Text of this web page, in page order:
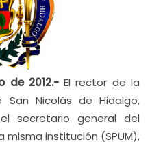
de 2012.-El rector de la
San Nicolás de Hidalgo,
secretario general del
institución (SPUM),